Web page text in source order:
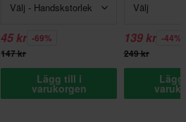
Välj - Handskstorlek
45 kr -69%
147 kr
Lägg till i
varukorgen
Välj
139 kr -44%
249 kr